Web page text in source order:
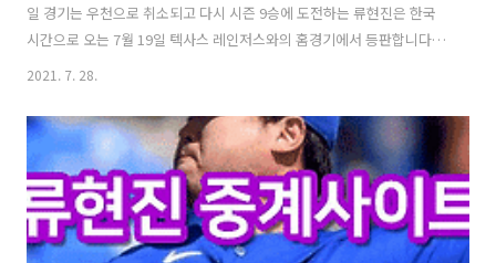
일 경기는 우천으로 취소되고 다시 시즌 9승에 도전하는 류현진은 한국
시간으로 오는 7월 19일 텍사스 레인저스와의 홈경기에서 등판합니다.
전반기 막판에 체력 문제로 다소 부진했던 류현진이 다시 되살아날 수 있
중계방송 보려면 다양한 방법은 통해 보시면 됩니다. 자세한 내용은 아래
의 링크에서 정보를 얻어가세요. 류현진 경기보는 곳 링크 MLB 류현진
중계 사이트 | 밴드 류현진 메이저리그 MLB 실시간 중계 시청 사이트 메
이저리그 경기 실시간 무료 생중계 시청 류현진, 토론토 블루제이스 류현
진 MLB 무료 중계 사이트 미국프로야구 중계 실시간 및 경기 하이라이
band.u..
2021. 7. 28.